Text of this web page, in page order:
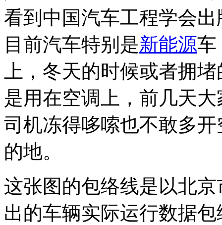
看到中国汽车工程学会
目前汽车特别是新能源车
上，冬天的时候或者拥
是用在空调上，前几天
司机冻得哆嗦也不敢多
的地。
这张图的包络线是以北
出的车辆实际运行数据